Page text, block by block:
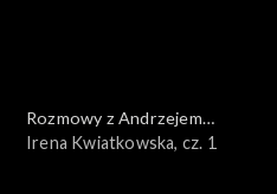
Rozmowy z Andrzejem
Doboszem
Irena Kwiatkowska, cz. 1